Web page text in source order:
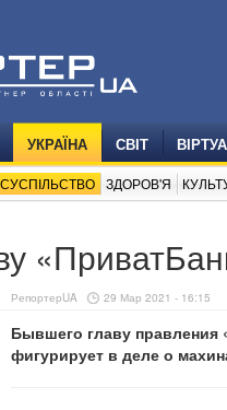
УКРАЇНА СВІТ
СУСПІЛЬСТВО ЗДОРОВ'Я
РепортерUA 29 Мар 2021 - 16:15
Бывшего главу правления
фигурирует в деле о